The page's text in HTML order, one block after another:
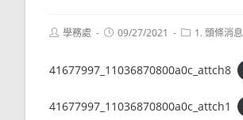
Post學務處
Post09/27/2021
Post1. 頭條消息
41677997_11036870800a0c_attch8
41677997_11036870800a0c_attch1